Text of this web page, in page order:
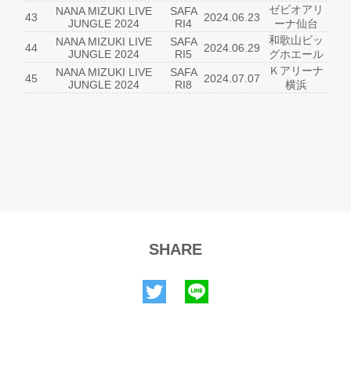
43
NANA MIZUKI LIVE
JUNGLE 2024
SAFA
RI4
2024.06.23
ゼビオアリ
ーナ仙台
44
NANA MIZUKI LIVE
JUNGLE 2024
SAFA
RI5
2024.06.29
和歌山ビッ
グホエール
45
NANA MIZUKI LIVE
JUNGLE 2024
SAFA
RI8
2024.07.07
Ｋアリーナ
横浜
SHARE